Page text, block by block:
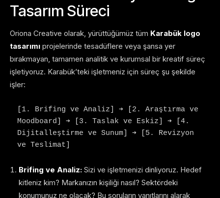
Tasarım Süreci
Oriona Creative olarak, yürüttüğümüz tüm Karabük logo
tasarımı projelerinde tesadüflere veya şansa yer
bırakmayan, tamamen analitik ve kurumsal bir kreatif süreç
işletiyoruz. Karabük’teki işletmeniz için süreç şu şekilde
işler:
[1. Brifing ve Analiz] ➔ [2. Araştırma ve
Moodboard] ➔ [3. Taslak ve Eskiz] ➔ [4.
Dijitalleştirme ve Sunum] ➔ [5. Revizyon
Brifing ve Analiz: Sizi ve işletmenizi dinliyoruz. Hedef
kitleniz kim? Markanızın kişiliği nasıl? Sektördeki
konumunuz ne olacak? Bu soruların yanıtlarını alarak